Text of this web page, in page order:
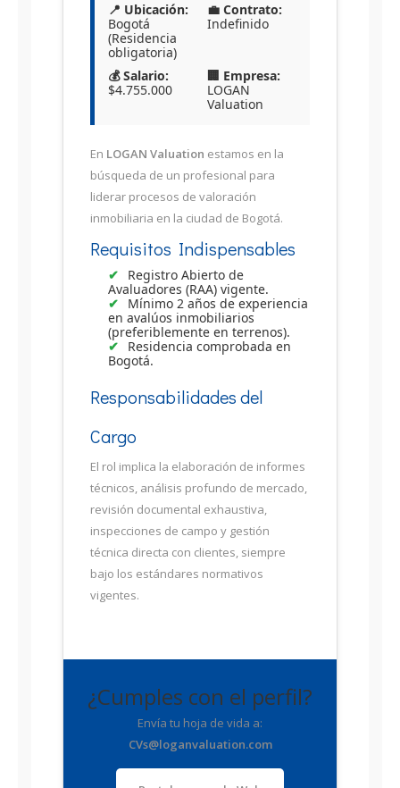
📍 Ubicación:
Bogotá
(Residencia
obligatoria)
💼 Contrato:
Indefinido
💰 Salario:
$4.755.000
🏢 Empresa:
LOGAN
Valuation
En LOGAN Valuation estamos en la
búsqueda de un profesional para
liderar procesos de valoración
inmobiliaria en la ciudad de Bogotá.
Requisitos Indispensables
Registro Abierto de
Avaluadores (RAA) vigente.
Mínimo 2 años de experiencia
en avalúos inmobiliarios
(preferiblemente en terrenos).
Residencia comprobada en
Bogotá.
Responsabilidades del
Cargo
El rol implica la elaboración de informes
técnicos, análisis profundo de mercado,
revisión documental exhaustiva,
inspecciones de campo y gestión
técnica directa con clientes, siempre
bajo los estándares normativos
vigentes.
¿Cumples con el perfil?
Envía tu hoja de vida a:
CVs@loganvaluation.com